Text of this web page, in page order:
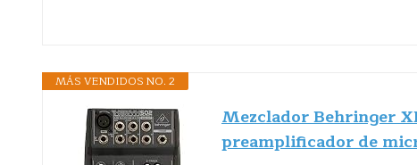
MÁS VENDIDOS NO. 2
Mezclador Behringer
preamplificador de